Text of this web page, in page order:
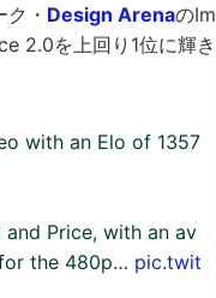
・ Design ArenaのIm
2.0を上回り1位に輝き
with an Elo of 1357
Price, with an av
the 480p… pic.twit